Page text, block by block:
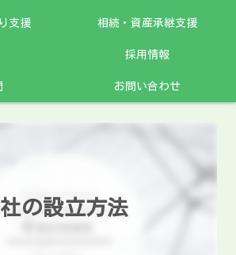
支援 相続・資産承継支援
採用情報
お問い合わせ
の設立方法